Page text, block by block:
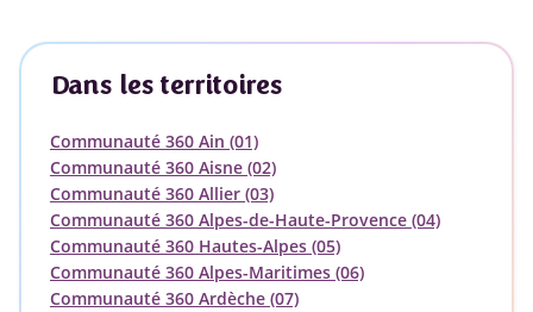
Dans les territoires
Communauté 360 Ain (01)
Communauté 360 Aisne (02)
Communauté 360 Allier (03)
Communauté 360 Alpes-de-Haute-Provence (04)
Communauté 360 Hautes-Alpes (05)
Communauté 360 Alpes-Maritimes (06)
Communauté 360 Ardèche (07)